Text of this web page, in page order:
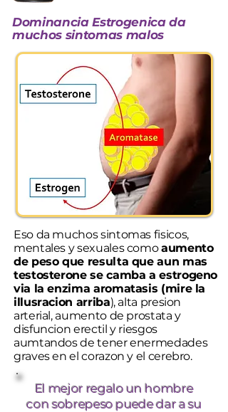
Dominancia Estrogenica da
muchos sintomas malos
Eso da muchos sintomas fisicos,
mentales y sexuales comoaumento
de peso que resulta que aun mas
testosterone se camba a estrogeno
via la enzima aromatasis (mire la
illusracion arriba), alta presion
arterial, aumento de prostata y
disfuncion erectil y riesgos
aumtandos de tener enermedades
graves en el corazon y el cerebro.
El mejor regalo un hombre
con sobrepeso puede dar a su